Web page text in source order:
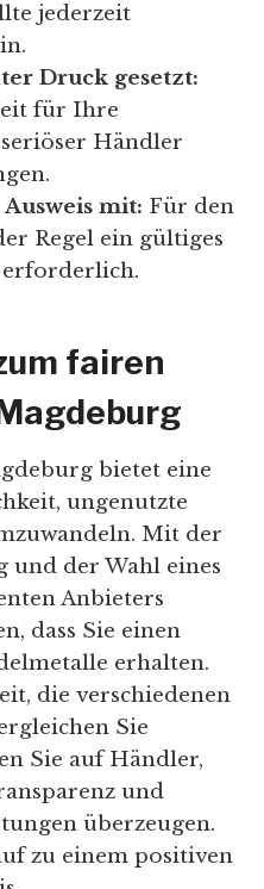
jederzeit
Druck gesetzt:
für Ihre
Händler
mit: Für den
Regel ein gültiges
erforderlich.
fairen
bietet eine
ungenutzte
Mit der
der Wahl eines
Anbieters
dass Sie einen
erhalten.
die verschiedenen
Sie
Sie auf Händler,
und
überzeugen.
zu einem positiven